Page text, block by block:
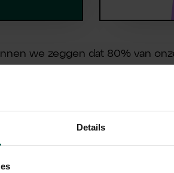
Details
we zeggen dat 80% van
kan het waardevol zijn
bepaalde specialismen.